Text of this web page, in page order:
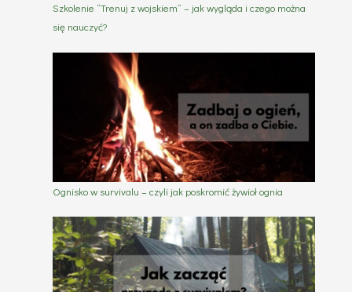
Szkolenie “Trenuj z wojskiem” – jak wygląda i czego można
się nauczyć?
Ognisko w survivalu – czyli jak poskromić żywioł ognia